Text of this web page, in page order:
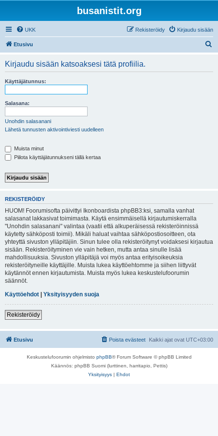
busanistit.org
UKK Kirjaudu sisään
Rekisteröidy
Etusivu
Kirjaudu sisään katsoaksesi tätä profiilia.
Käyttäjätunnus:
Salasana:
Unohdin salasanani
Lähetä tunnusten aktivointiviesti uudelleen
Muista minut
Piilota käyttäjätunnukseni tällä kertaa
REKISTERÖIDY
HUOM! Foorumisofta päivittyi Ikonboardista phpBB3:ksi, samalla vanhat
salasanat lakkasivat toimimasta. Käytä ensimmäisellä kirjautumiskerralla
"Unohdin salasanani" valintaa (vaatii että alkuperäisessä rekisteröinnissä
käytetty sähköposti toimii). Mikäli haluat vaihtaa sähköpostiosoitteen, ota
yhteyttä sivuston ylläpitäjiin. Sinun tulee olla rekisteröitynyt voidaksesi kirjautua
sisään. Rekisteröityminen vie vain hetken, mutta antaa sinulle lisää
mahdollisuuksia. Sivuston ylläpitäjä voi myös antaa erityisoikeuksia
rekisteröityneille käyttäjille. Muista lukea käyttöehtomme ja siihen liittyvät
käytännöt ennen kirjautumista. Muista myös lukea keskustelufoorumin
säännöt.
Käyttöehdot | Yksityisyyden suoja
Rekisteröidy
Etusivu Kaikki ajat ovat UTC+03:00
Poista evästeet
Keskustelufoorumin ohjelmisto phpBB® Forum Software © phpBB Limited
Käännös: phpBB Suomi (lurttinen, harritapio, Pettis)
Yksityisyys | Ehdot